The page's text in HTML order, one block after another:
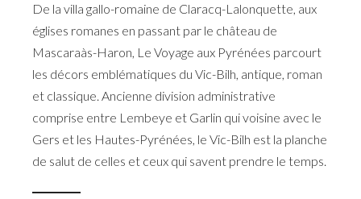
De la villa gallo-romaine de Claracq-Lalonquette, aux
églises romanes en passant par le château de
Mascaraàs-Haron, Le Voyage aux Pyrénées parcourt
les décors emblématiques du Vic-Bilh, antique, roman
et classique. Ancienne division administrative
comprise entre Lembeye et Garlin qui voisine avec le
Gers et les Hautes-Pyrénées, le Vic-Bilh est la planche
de salut de celles et ceux qui savent prendre le temps.